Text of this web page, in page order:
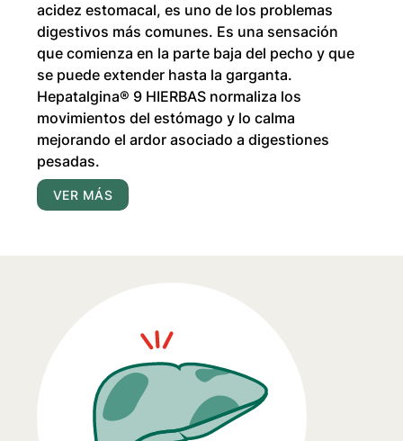
acidez estomacal, es uno de los problemas
digestivos más comunes. Es una sensación
que comienza en la parte baja del pecho y que
se puede extender hasta la garganta.
Hepatalgina® 9 HIERBAS normaliza los
movimientos del estómago y lo calma
mejorando el ardor asociado a digestiones
pesadas.
VER MÁS